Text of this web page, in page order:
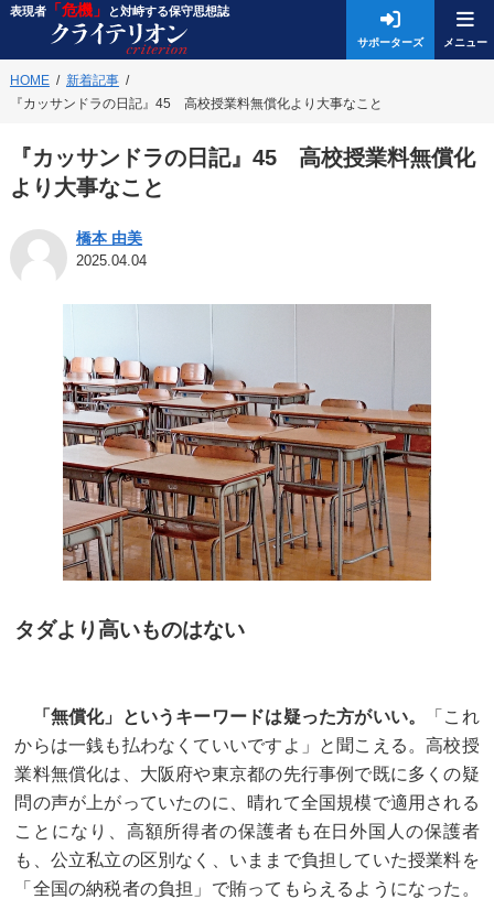
表現者「危機」 と対峙する保守思想誌
サポーターズ
HOME
新着記事
『カッサンドラの日記』45 高校授業料無償化より大事なこと
『カッサンドラの日記』45 高校授業料無償化
より大事なこと
橋本 由美
2025.04.04
タダより高いものはない
「無償化」というキーワードは疑った方がいい。
「これ
からは一銭も払わなくていいですよ」と聞こえる。高校授
業料無償化は、大阪府や東京都の先行事例で既に多くの疑
問の声が上がっていたのに、晴れて全国規模で適用される
ことになり、高額所得者の保護者も在日外国人の保護者
も、公立私立の区別なく、いままで負担していた授業料を
「全国の納税者の負担」で賄ってもらえるようになった。